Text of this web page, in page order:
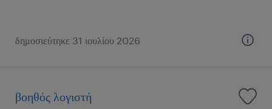
δημοσιεύτηκε 31 ιουλίου 2026
βοηθός λογιστή